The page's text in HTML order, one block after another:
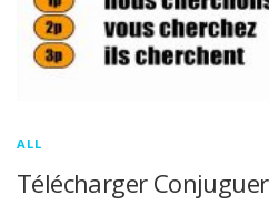
ALL
Télécharger